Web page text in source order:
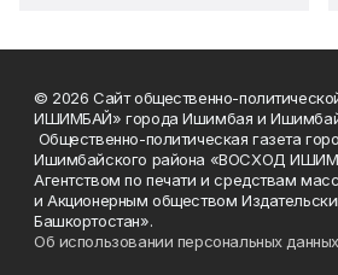
© 2026 Сайт общественно-
ИШИМБАЙ» города Ишимбая и
Общественно-политическая газета
Ишимбайского района «ВОСХОД
Агентством по печати и средствам
и Акционерным обществом
Башкортостан».
Об использовании персональных данных